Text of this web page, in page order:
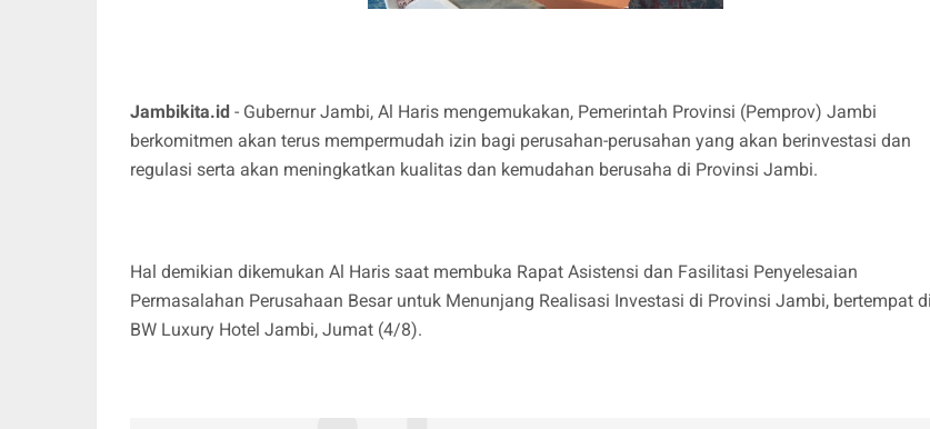
Jambikita.id - Gubernur Jambi, Al Haris mengemukakan, Pemerintah Provinsi (Pemprov) Jambi
berkomitmen akan terus mempermudah izin bagi perusahan-perusahan yang akan berinvestasi dan
regulasi serta akan meningkatkan kualitas dan kemudahan berusaha di Provinsi Jambi.
Hal demikian dikemukan Al Haris saat membuka Rapat Asistensi dan Fasilitasi Penyelesaian
Permasalahan Perusahaan Besar untuk Menunjang Realisasi Investasi di Provinsi Jambi, bertempat di
BW Luxury Hotel Jambi, Jumat (4/8).